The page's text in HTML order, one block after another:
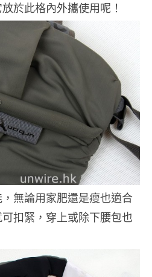
於此格內外攜使用呢！
無論用家肥還是瘦也適合
扣緊，穿上或除下腰包也